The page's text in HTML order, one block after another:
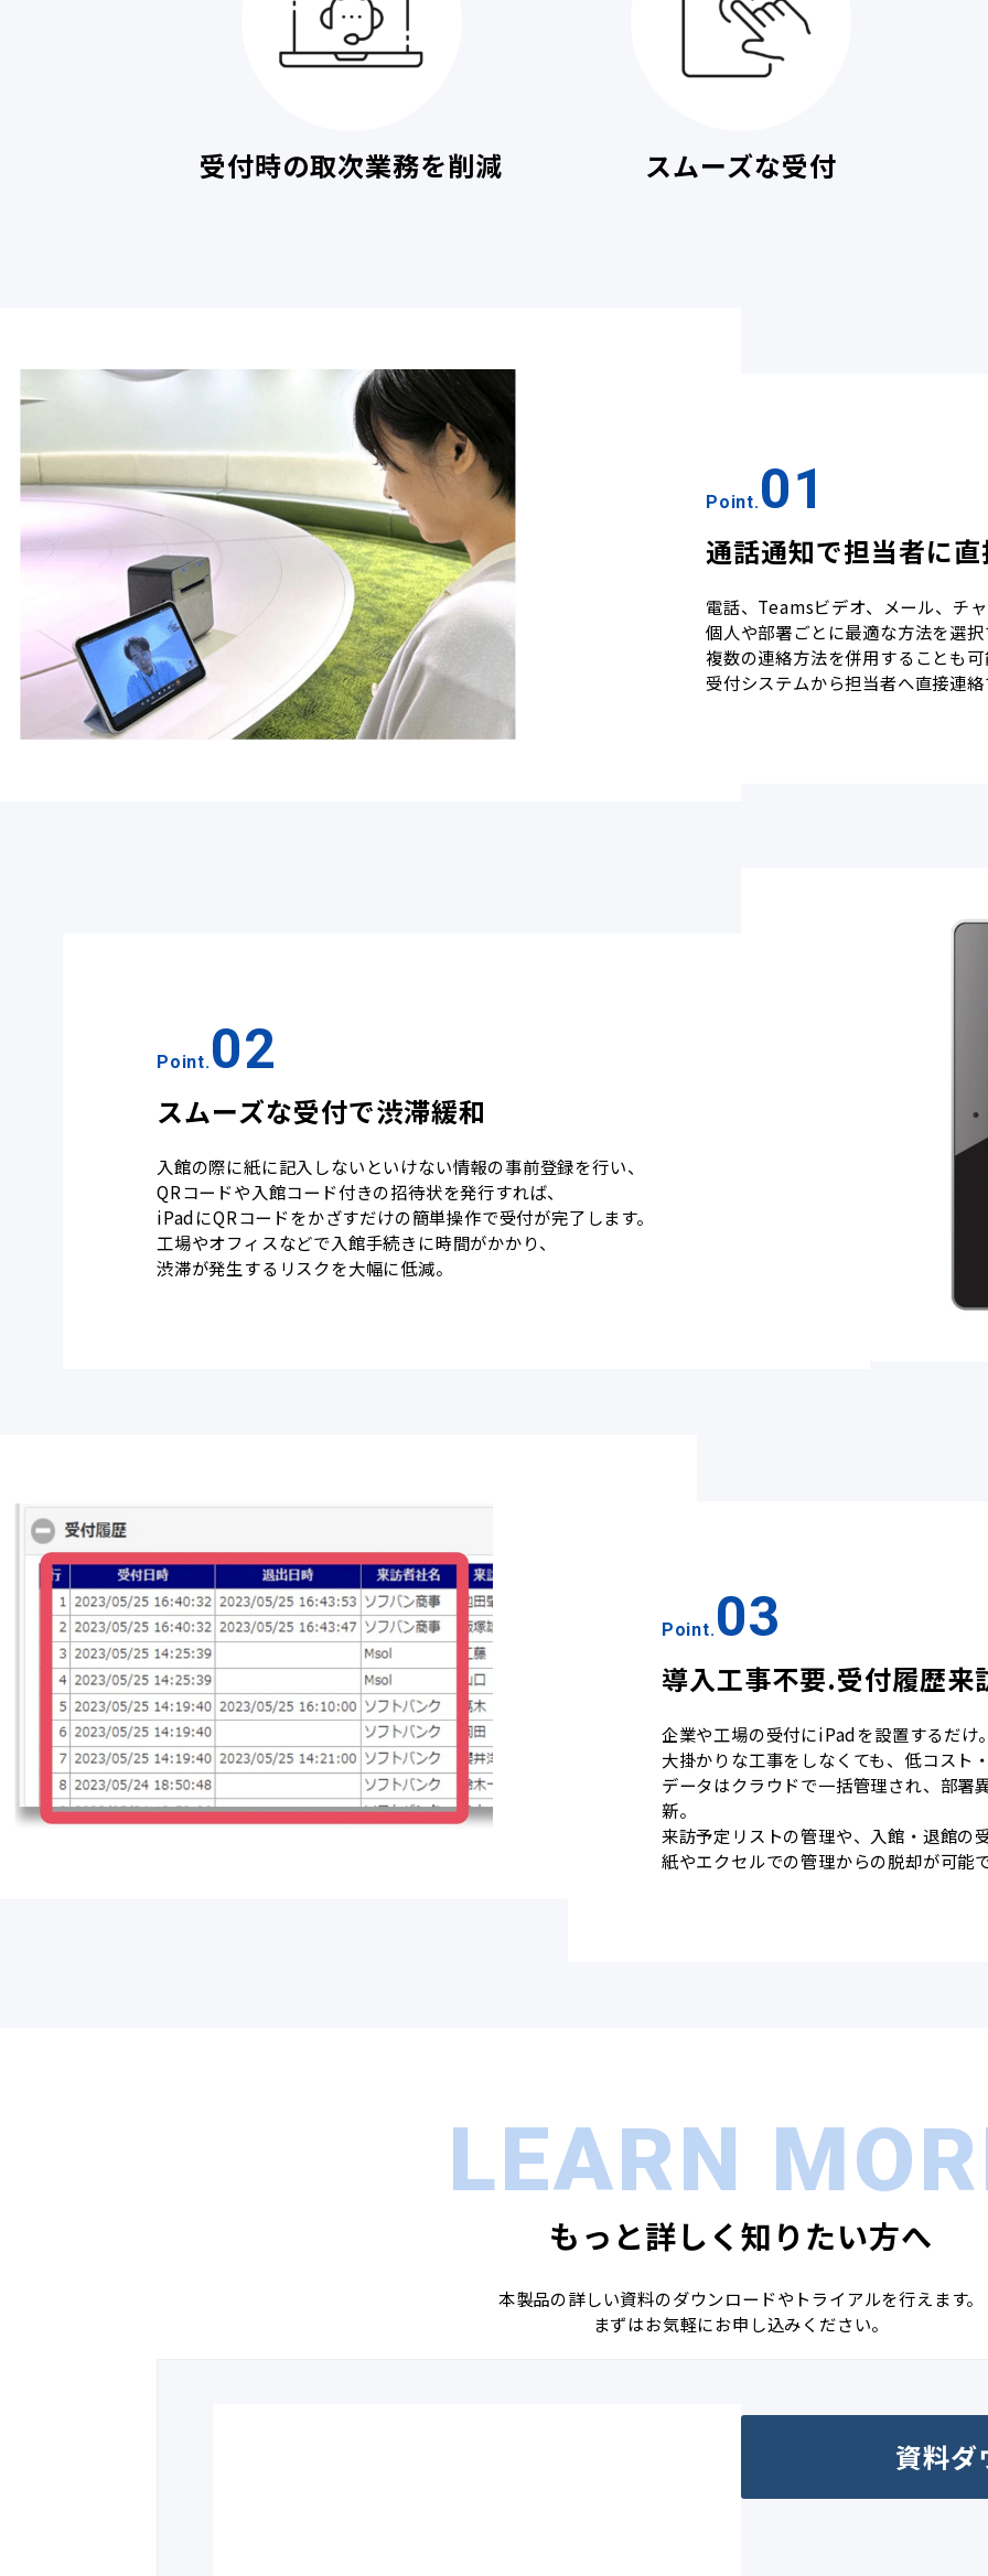
受付時の取次業務を削減 スムーズな受付
Point.01
通話通知で担当者に
電話、Teamsビデオ、メール、チ
個人や部署ごとに最適な方法を選
複数の連絡方法を併用することも
受付システムから担当者へ直接連
Point.02
スムーズな受付で渋滞緩和
入館の際に紙に記入しないといけない情報の事前登録を行い、
QRコードや入館コード付きの招待状を発行すれば、
iPadにQRコードをかざすだけの簡単操作で受付が完了します。
工場やオフィスなどで入館手続きに時間がかかり、
渋滞が発生するリスクを大幅に低減。
Point.03
導入工事不要.受付履歴来
企業や工場の受付にiPadを設置するだけ
大掛かりな工事をしなくても、低コスト
データはクラウドで一括管理され、部
新。
来訪予定リストの管理や、入館・退館の
紙やエクセルでの管理からの脱却が可能
LEARN
もっと詳しく知りたい方へ
本製品の詳しい資料のダウンロードやトライアルを行えます。
まずはお気軽にお申し込みください。
資料ダ